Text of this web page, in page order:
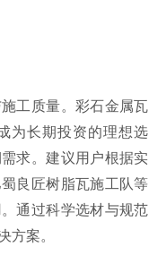
工质量。彩石金属瓦
为长期投资的理想选
求。建议用户根据实
良匠树脂瓦施工队等
通过科学选材与规范
案。